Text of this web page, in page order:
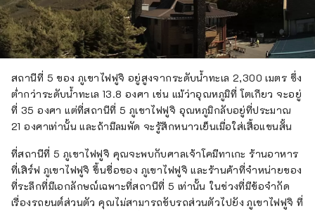
สถานีที่ 5 ของ ภูเขาไฟฟูจิ อยู่สูงจากระดับน้ำทะเล 2,300 เมตร ซึ่ง
ต่ำกว่าระดับน้ำทะเล 13.8 องศา เช่น แม้ว่าอุณหภูมิที่ โตเกียว จะอยู่
ที่ 35 องศา แต่ที่สถานีที่ 5 ภูเขาไฟฟูจิ อุณหภูมิกลับอยู่ที่ประมาณ
21 องศาเท่านั้น และถ้ามีลมพัด จะรู้สึกหนาวเย็นเมื่อใส่เสื้อแขนสั้น
ที่สถานีที่ 5 ภูเขาไฟฟูจิ คุณจะพบกับศาลเจ้าโคมีทาเกะ ร้านอาหาร
ที่เสิร์ฟ ภูเขาไฟฟูจิ ขึ้นชื่อของ ภูเขาไฟฟูจิ และร้านค้าที่จำหน่ายของ
ที่ระลึกที่มีเอกลักษณ์เฉพาะที่สถานีที่ 5 เท่านั้น ในช่วงที่มีข้อจำกัด
เรื่องรถยนต์ส่วนตัว คุณไม่สามารถขับรถส่วนตัวไปยัง ภูเขาไฟฟูจิ ที่